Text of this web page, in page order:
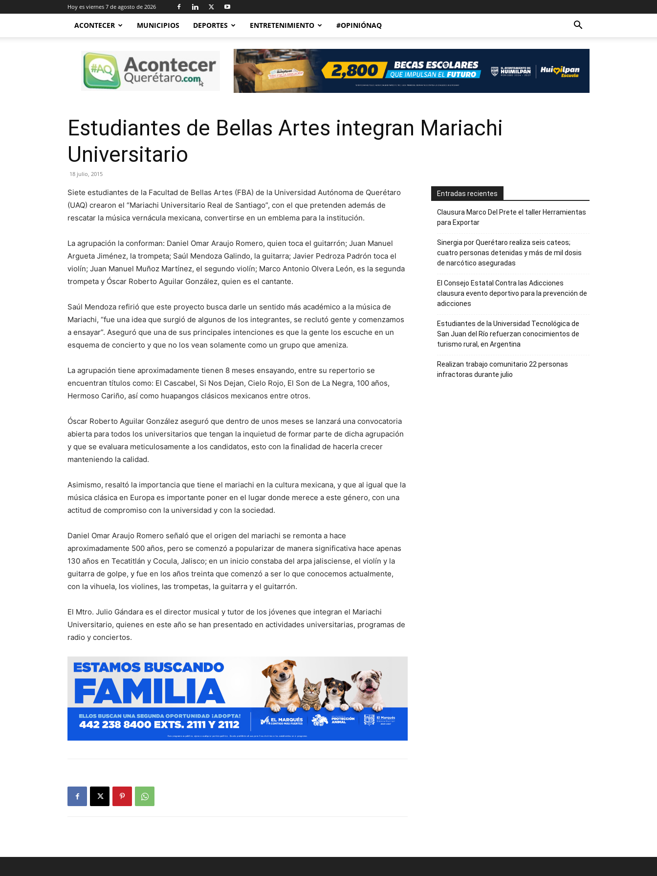
Hoy es viernes 7 de agosto de 2026
ACONTECER MUNICIPIOS DEPORTES ENTRETENIMIENTO #OPINIÓNAQ
Acontecer
Querétaro
Estudiantes de Bellas Artes integran Mariachi
Universitario
18 julio, 2015
Siete estudiantes de la Facultad de Bellas Artes (FBA) de la Universidad Autónoma de Querétaro
(UAQ) crearon el “Mariachi Universitario Real de Santiago”, con el que pretenden además de
rescatar la música vernácula mexicana, convertirse en un emblema para la institución.
La agrupación la conforman: Daniel Omar Araujo Romero, quien toca el guitarrón; Juan Manuel
Argueta Jiménez, la trompeta; Saúl Mendoza Galindo, la guitarra; Javier Pedroza Padrón toca el
violín; Juan Manuel Muñoz Martínez, el segundo violín; Marco Antonio Olvera León, es la segunda
trompeta y Óscar Roberto Aguilar González, quien es el cantante.
Saúl Mendoza refirió que este proyecto busca darle un sentido más académico a la música de
Mariachi, “fue una idea que surgió de algunos de los integrantes, se reclutó gente y comenzamos
a ensayar”. Aseguró que una de sus principales intenciones es que la gente los escuche en un
esquema de concierto y que no los vean solamente como un grupo que ameniza.
La agrupación tiene aproximadamente tienen 8 meses ensayando, entre su repertorio se
encuentran títulos como: El Cascabel, Si Nos Dejan, Cielo Rojo, El Son de La Negra, 100 años,
Hermoso Cariño, así como huapangos clásicos mexicanos entre otros.
Óscar Roberto Aguilar González aseguró que dentro de unos meses se lanzará una convocatoria
abierta para todos los universitarios que tengan la inquietud de formar parte de dicha agrupación
y que se evaluara meticulosamente a los candidatos, esto con la finalidad de hacerla crecer
manteniendo la calidad.
Asimismo, resaltó la importancia que tiene el mariachi en la cultura mexicana, y que al igual que la
música clásica en Europa es importante poner en el lugar donde merece a este género, con una
actitud de compromiso con la universidad y con la sociedad.
Daniel Omar Araujo Romero señaló que el origen del mariachi se remonta a hace
aproximadamente 500 años, pero se comenzó a popularizar de manera significativa hace apenas
130 años en Tecatitlán y Cocula, Jalisco; en un inicio constaba del arpa jalisciense, el violín y la
guitarra de golpe, y fue en los años treinta que comenzó a ser lo que conocemos actualmente,
con la vihuela, los violines, las trompetas, la guitarra y el guitarrón.
El Mtro. Julio Gándara es el director musical y tutor de los jóvenes que integran el Mariachi
Universitario, quienes en este año se han presentado en actividades universitarias, programas de
radio y conciertos.
Entradas recientes
Clausura Marco Del Prete el taller Herramientas
para Exportar
Sinergia por Querétaro realiza seis cateos;
cuatro personas detenidas y más de mil dosis
de narcótico aseguradas
El Consejo Estatal Contra las Adicciones
clausura evento deportivo para la prevención de
adicciones
Estudiantes de la Universidad Tecnológica de
San Juan del Río refuerzan conocimientos de
turismo rural, en Argentina
Realizan trabajo comunitario 22 personas
infractoras durante julio